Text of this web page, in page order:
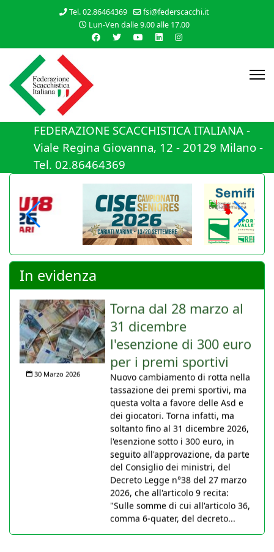
Tel. 02.86464369
fsi@federscacchi.it
Lun-Ven dalle 9.00 alle 17.00
FEDERAZIONE SCACCHISTICA ITALIANA -
Viale Regina Giovanna, 12 - 20129 Milano -
Tel. 02.86464369
In evidenza
30 Marzo 2026
Torna dal 28 marzo al
31 dicembre
l'esenzione di 300 euro
per i premi sportivi
Nuovo cambiamento di rotta nella
tassazione dei premi sportivi, ma
questa volta a favore delle Asd e
dei giocatori. Torna infatti, ma
soltanto fino al 31 dicembre 2026,
l'esenzione sotto i 300 euro, in
seguito all'approvazione, da parte
del Consiglio dei ministri, del
Decreto Legge n°38 del 27 marzo
2026, che all'articolo 9 recita:
"Sulle somme di cui all'articolo 36,
comma 6-quater, del decreto...